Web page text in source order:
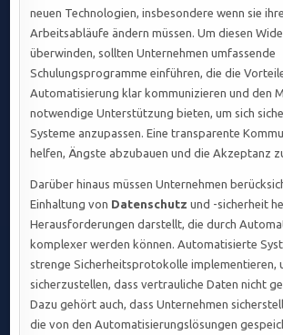
neuen Technologien, insbesondere wenn sie
Arbeitsabläufe ändern müssen. Um diesen
überwinden, sollten Unternehmen umfassende
Schulungsprogramme einführen, die die
Automatisierung klar kommunizieren und den
notwendige Unterstützung bieten, um sich
Systeme anzupassen. Eine transparente
helfen, Ängste abzubauen und die Akzeptanz
Darüber hinaus müssen Unternehmen
Einhaltung von Datenschutz und -sicherheit
Herausforderungen darstellt, die durch
komplexer werden können. Automatisierte
strenge Sicherheitsprotokolle implementieren,
sicherzustellen, dass vertrauliche Daten nicht
Dazu gehört auch, dass Unternehmen
die von den Automatisierungslösungen